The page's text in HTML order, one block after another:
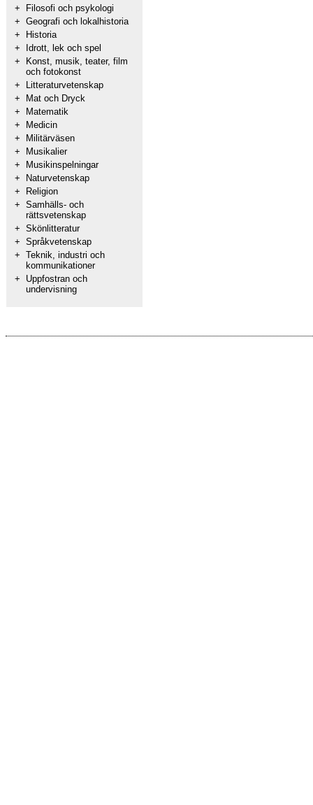
+
Filosofi och psykologi
+ Geografi och lokalhistoria
+
Historia
+
Idrott, lek och spel
+
Konst, musik, teater, film
och fotokonst
+
Litteraturvetenskap
+
Mat och Dryck
+
Matematik
+
Medicin
+
Militärväsen
+
Musikalier
+
Musikinspelningar
+
Naturvetenskap
+
Religion
+ Samhälls- och
rättsvetenskap
+ Skönlitteratur
+ Språkvetenskap
+ Teknik, industri och
kommunikationer
+
Uppfostran och
undervisning